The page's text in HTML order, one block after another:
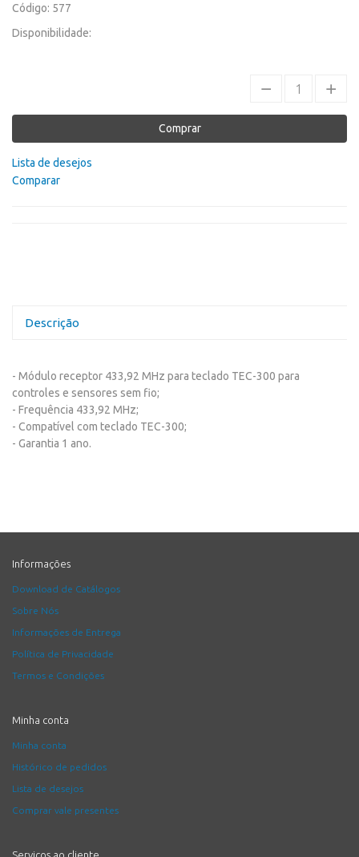
Código: 577
Disponibilidade:
Comprar
Lista de desejos
Comparar
Descrição
- Módulo receptor 433,92 MHz para teclado TEC-300 para
controles e sensores sem fio;
- Frequência 433,92 MHz;
- Compatível com teclado TEC-300;
- Garantia 1 ano.
Informações
Download de Catálogos
Sobre Nós
Informações de Entrega
Política de Privacidade
Termos e Condições
Minha conta
Minha conta
Histórico de pedidos
Lista de desejos
Comprar vale presentes